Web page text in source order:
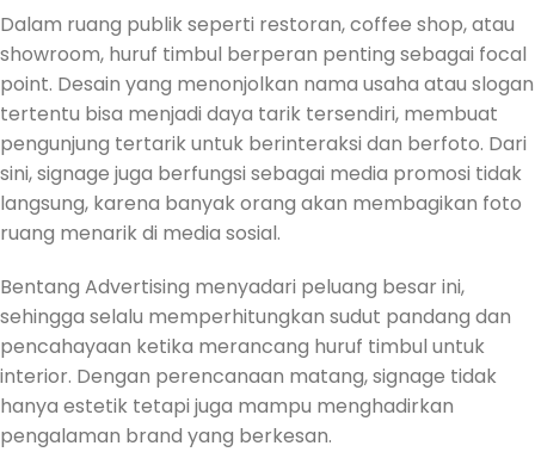
Dalam ruang publik seperti restoran, coffee shop, atau
showroom, huruf timbul berperan penting sebagai focal
point. Desain yang menonjolkan nama usaha atau slogan
tertentu bisa menjadi daya tarik tersendiri, membuat
pengunjung tertarik untuk berinteraksi dan berfoto. Dari
sini, signage juga berfungsi sebagai media promosi tidak
langsung, karena banyak orang akan membagikan foto
ruang menarik di media sosial.
Bentang Advertising menyadari peluang besar ini,
sehingga selalu memperhitungkan sudut pandang dan
pencahayaan ketika merancang huruf timbul untuk
interior. Dengan perencanaan matang, signage tidak
hanya estetik tetapi juga mampu menghadirkan
pengalaman brand yang berkesan.